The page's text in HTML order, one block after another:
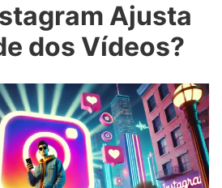
Ajusta
dos Vídeos?